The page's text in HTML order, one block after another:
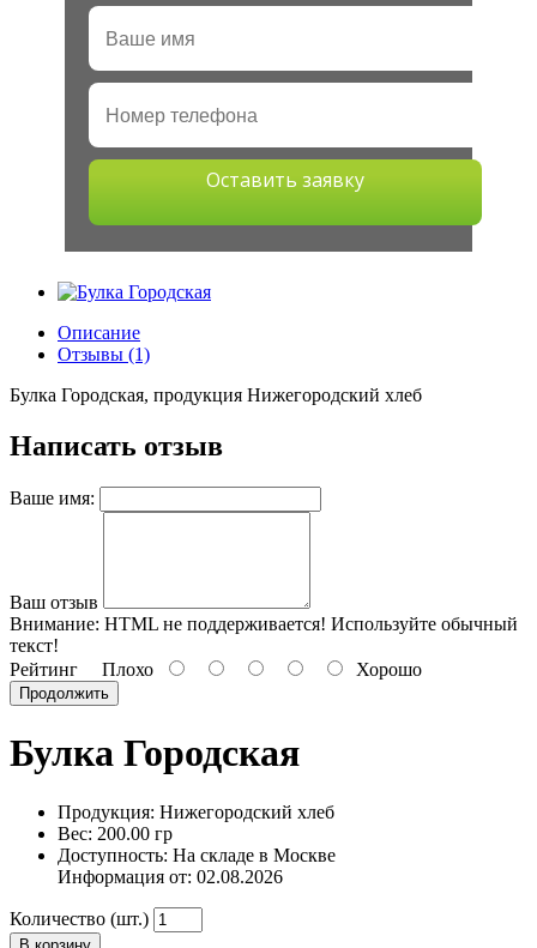
Оставить заявку
Описание
Отзывы (1)
Булка Городская, продукция Нижегородский хлеб
Написать отзыв
Ваше имя:
Ваш отзыв
Внимание: HTML не поддерживается! Используйте обычный
текст!
Рейтинг Плохо Хорошо
Продолжить
Булка Городская
Продукция: Нижегородский хлеб
Вес: 200.00 гр
Доступность: На складе в Москве
Информация от: 02.08.2026
Количество (шт.)